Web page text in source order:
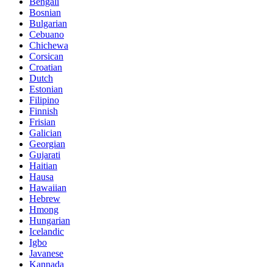
Bosnian
Bulgarian
Cebuano
Chichewa
Corsican
Croatian
Dutch
Estonian
Filipino
Finnish
Frisian
Galician
Georgian
Gujarati
Haitian
Hausa
Hawaiian
Hebrew
Hmong
Hungarian
Icelandic
Igbo
Javanese
Kannada